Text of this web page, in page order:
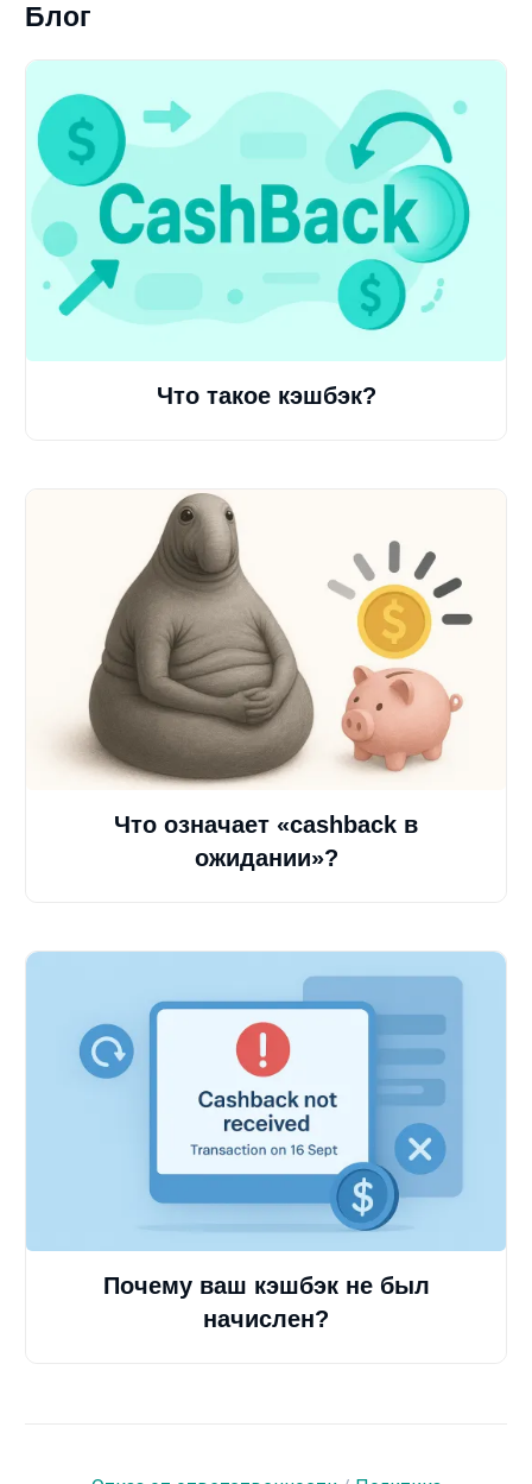
Блог
Что такое кэшбэк?
Что означает «cashback в
ожидании»?
Почему ваш кэшбэк не был
начислен?